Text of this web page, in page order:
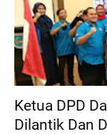
Ketua DPD
Dilantik Dan